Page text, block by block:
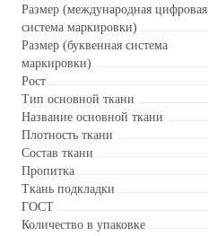
Размер (международная цифровая
система маркировки)
Размер (буквенная система
маркировки)
Рост
Тип основной ткани
Название основной ткани
Плотность ткани
Состав ткани
Пропитка
Ткань подкладки
ГОСТ
Количество в упаковке